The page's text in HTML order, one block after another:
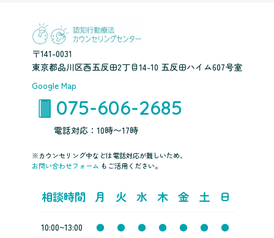
〒141-0031
東京都品川区西五反田2丁目14-10 五反田ハイム607号室
Google Map
075-606-2685
電話対応：10時〜17時
※カウンセリング中などは電話対応が難しいため、
お問い合わせフォーム もご活用ください。
相談時間 月 火 水 木 金 土 日
10:00~13:00 ● ● ● ● ● ● ●